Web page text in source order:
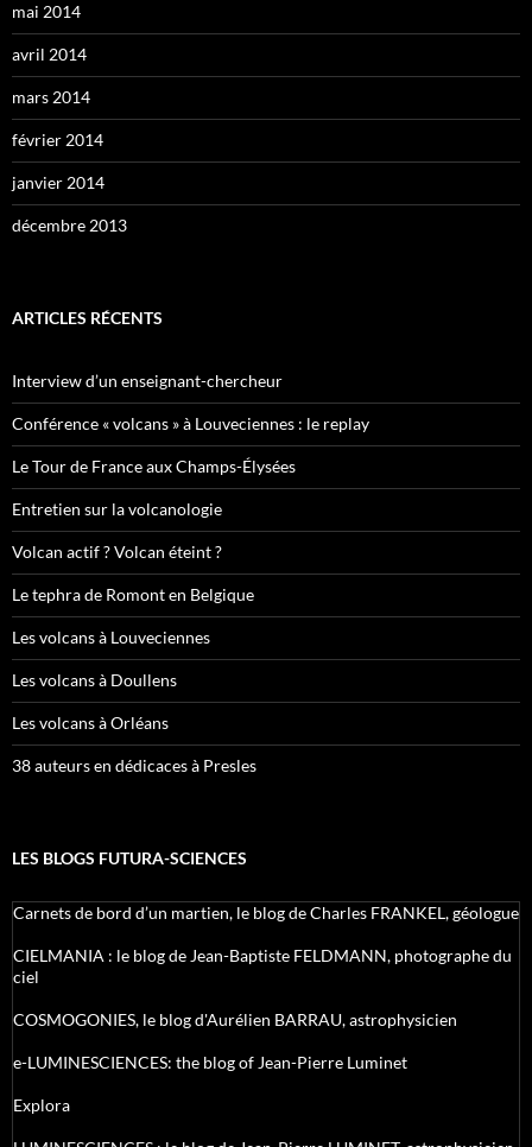
mai 2014
avril 2014
mars 2014
février 2014
janvier 2014
décembre 2013
ARTICLES RÉCENTS
Interview d’un enseignant-chercheur
Conférence « volcans » à Louveciennes : le replay
Le Tour de France aux Champs-Élysées
Entretien sur la volcanologie
Volcan actif ? Volcan éteint ?
Le tephra de Romont en Belgique
Les volcans à Louveciennes
Les volcans à Doullens
Les volcans à Orléans
38 auteurs en dédicaces à Presles
LES BLOGS FUTURA-SCIENCES
Carnets de bord d’un martien, le blog de Charles FRANKEL, géologue
CIELMANIA : le blog de Jean-Baptiste FELDMANN, photographe du
ciel
COSMOGONIES, le blog d'Aurélien BARRAU, astrophysicien
e-LUMINESCIENCES: the blog of Jean-Pierre Luminet
Explora